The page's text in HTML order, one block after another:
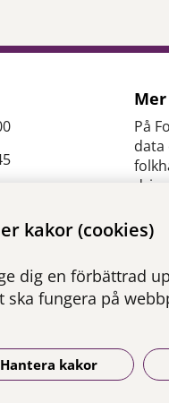
kakor (cookies)
dig en förbättrad
fungera på
Hantera kakor
På
data